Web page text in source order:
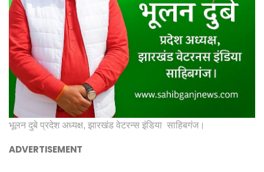
भूलन दुबे प्रदेश अध्यक्ष, झारखंड वेटरन्स इंडिया साहिबगंज।
ADVERTISEMENT